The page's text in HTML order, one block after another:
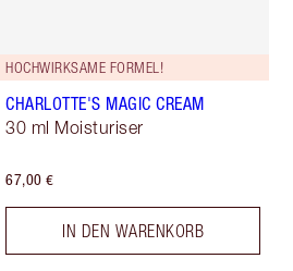
HOCHWIRKSAME FORMEL!
CHARLOTTE'S MAGIC CREAM
30 ml Moisturiser
67,00 €
IN DEN WARENKORB